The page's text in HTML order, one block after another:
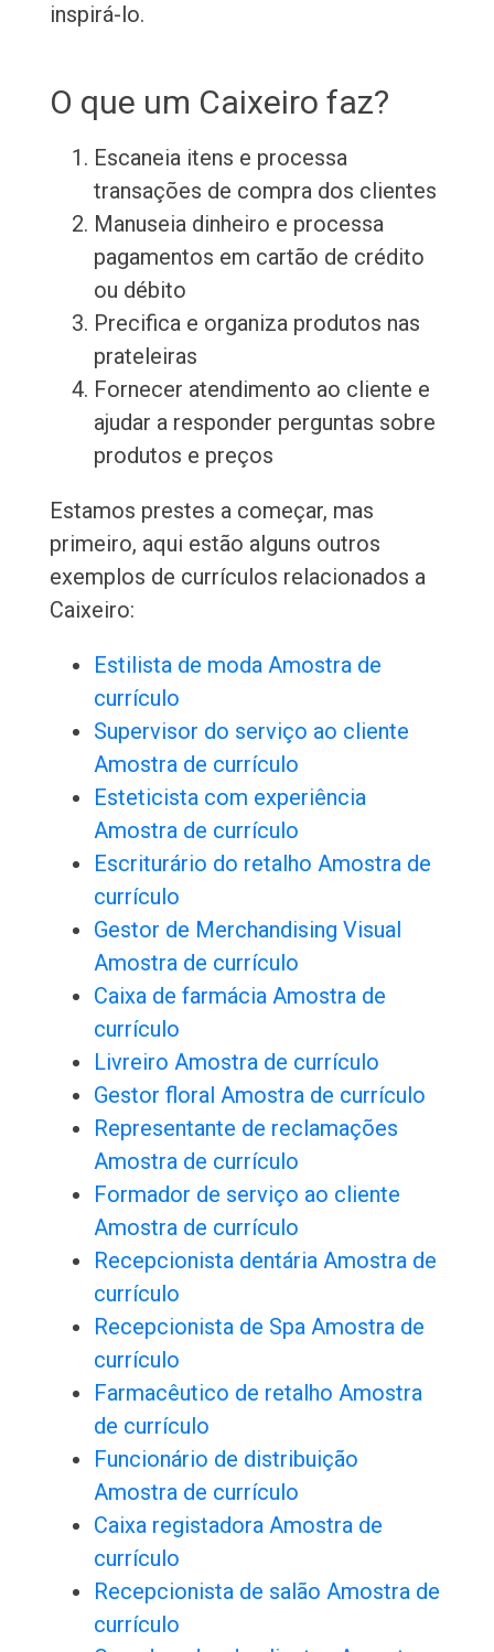
inspirá-lo.
O que um Caixeiro faz?
Escaneia itens e processa
transações de compra dos clientes
Manuseia dinheiro e processa
pagamentos em cartão de crédito
ou débito
Precifica e organiza produtos nas
prateleiras
Fornecer atendimento ao cliente e
ajudar a responder perguntas sobre
produtos e preços
Estamos prestes a começar, mas
primeiro, aqui estão alguns outros
exemplos de currículos relacionados a
Caixeiro:
Estilista de moda Amostra de
currículo
Supervisor do serviço ao cliente
Amostra de currículo
Esteticista com experiência
Amostra de currículo
Escriturário do retalho Amostra de
currículo
Gestor de Merchandising Visual
Amostra de currículo
Caixa de farmácia Amostra de
currículo
Livreiro Amostra de currículo
Gestor floral Amostra de currículo
Representante de reclamações
Amostra de currículo
Formador de serviço ao cliente
Amostra de currículo
Recepcionista dentária Amostra de
currículo
Recepcionista de Spa Amostra de
currículo
Farmacêutico de retalho Amostra
de currículo
Funcionário de distribuição
Amostra de currículo
Caixa registadora Amostra de
currículo
Recepcionista de salão Amostra de
currículo